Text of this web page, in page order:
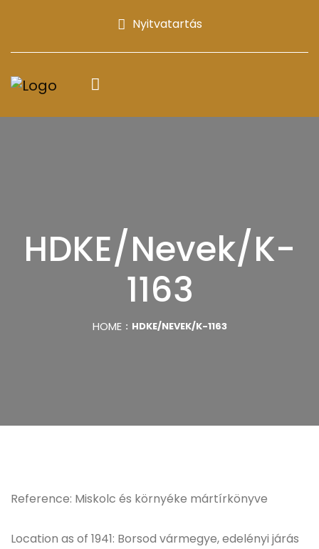
Nyitvatartás
HDKE/Nevek/K-
1163
HOME HDKE/NEVEK/K-1163
Reference: Miskolc és környéke mártírkönyve
Location as of 1941: Borsod vármegye, edelényi járás